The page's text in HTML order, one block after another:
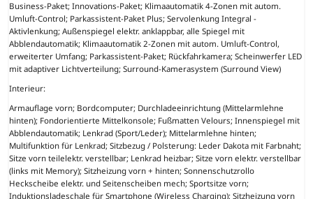
Business-Paket; Innovations-Paket; Klimaautomatik 4-Zonen mit autom.
Umluft-Control; Parkassistent-Paket Plus; Servolenkung Integral -
Aktivlenkung; Außenspiegel elektr. anklappbar, alle Spiegel mit
Abblendautomatik; Klimaautomatik 2-Zonen mit autom. Umluft-Control,
erweiterter Umfang; Parkassistent-Paket; Rückfahrkamera; Scheinwerfer LED
mit adaptiver Lichtverteilung; Surround-Kamerasystem (Surround View)
Interieur:
Armauflage vorn; Bordcomputer; Durchladeeinrichtung (Mittelarmlehne
hinten); Fondorientierte Mittelkonsole; Fußmatten Velours; Innenspiegel mit
Abblendautomatik; Lenkrad (Sport/Leder); Mittelarmlehne hinten;
Multifunktion für Lenkrad; Sitzbezug / Polsterung: Leder Dakota mit Farbnaht;
Sitze vorn teilelektr. verstellbar; Lenkrad heizbar; Sitze vorn elektr. verstellbar
(links mit Memory); Sitzheizung vorn + hinten; Sonnenschutzrollo
Heckscheibe elektr. und Seitenscheiben mech; Sportsitze vorn;
Induktionsladeschale für Smartphone (Wireless Charging); Sitzheizung vorn